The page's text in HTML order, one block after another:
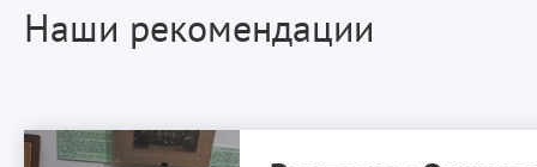
Наши рекомендации